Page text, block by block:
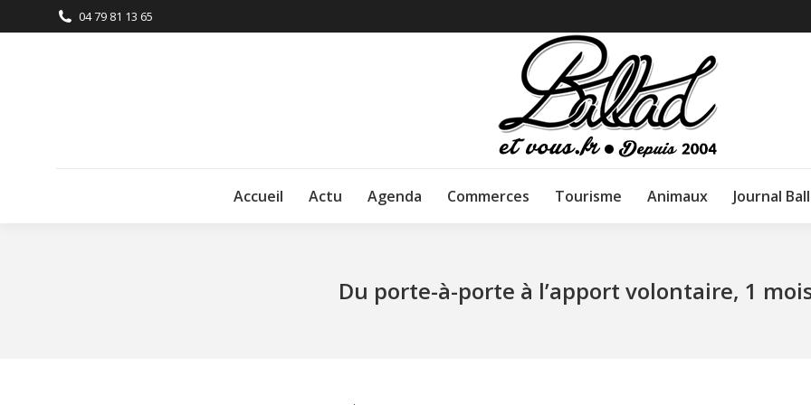
04 79 81 13 65
Accueil Actu Agenda Commerces Tourisme Animaux Journal
Du porte-à-porte à l’apport volontaire, 1